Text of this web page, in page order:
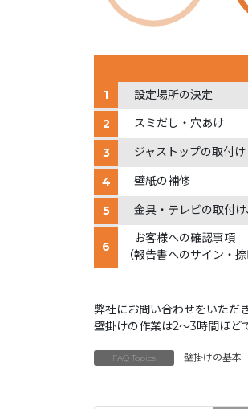
1
設定場所の決定
2
スミだし・穴あけ
3 ジャストップの取付け
4 壁紙の補修
5 金具・テレビの取付け
6
お客様への確認事項
（報告書へのサイン・
弊社にお問い合わせをいただ
壁掛けの作業は2～3時間ほど
FAQ Topics 壁掛けの基本